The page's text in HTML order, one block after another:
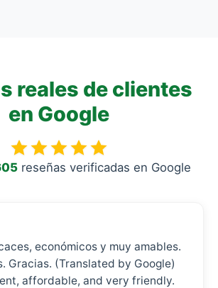
reales de clientes
en Google
reseñas verificadas en Google
económicos y muy amables.
Gracias. (Translated by Google)
affordable, and very friendly.